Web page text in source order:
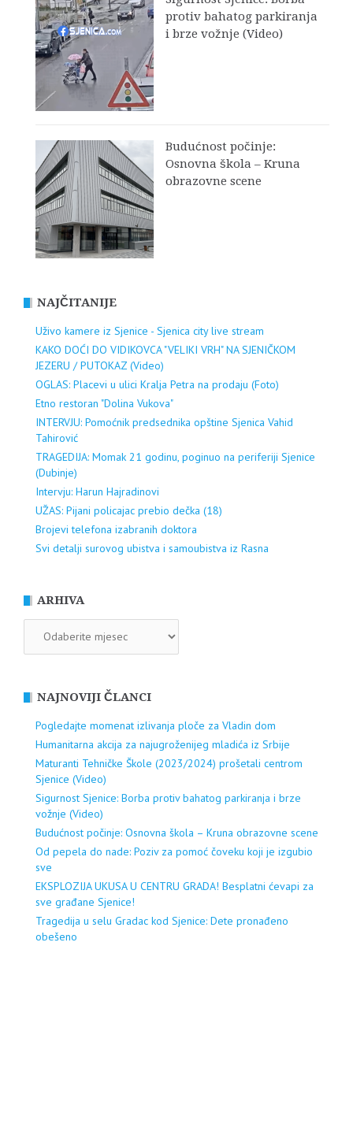
protiv bahatog parkiranja
i brze vožnje (Video)
Budućnost počinje:
Osnovna škola – Kruna
obrazovne scene
NAJČITANIJE
Uživo kamere iz Sjenice - Sjenica city live stream
KAKO DOĆI DO VIDIKOVCA "VELIKI VRH" NA SJENIČKOM
JEZERU / PUTOKAZ (Video)
OGLAS: Placevi u ulici Kralja Petra na prodaju (Foto)
Etno restoran "Dolina Vukova"
INTERVJU: Pomoćnik predsednika opštine Sjenica Vahid
Tahirović
TRAGEDIJA: Momak 21 godinu, poginuo na periferiji Sjenice
(Dubinje)
Intervju: Harun Hajradinovi
UŽAS: Pijani policajac prebio dečka (18)
Brojevi telefona izabranih doktora
Svi detalji surovog ubistva i samoubistva iz Rasna
ARHIVA
NAJNOVIJI ČLANCI
Pogledajte momenat izlivanja ploče za Vladin dom
Humanitarna akcija za najugroženijeg mladića iz Srbije
Maturanti Tehničke Škole (2023/2024) prošetali centrom
Sjenice (Video)
Sigurnost Sjenice: Borba protiv bahatog parkiranja i brze
vožnje (Video)
Budućnost počinje: Osnovna škola – Kruna obrazovne scene
Od pepela do nade: Poziv za pomoć čoveku koji je izgubio
sve
EKSPLOZIJA UKUSA U CENTRU GRADA! Besplatni ćevapi za
sve građane Sjenice!
Tragedija u selu Gradac kod Sjenice: Dete pronađeno
obešeno